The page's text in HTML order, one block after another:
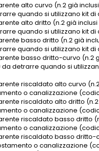
alto curvo (n.2 già
quando si utilizzano kit
alto dritto (n.2 già
quando si utilizzano kit
basso dritto (n.2 già
quando si utilizzano kit di
basso dritto-curvo (n.2
detrarre quando si
riscaldato alto curvo
o canalizzazione
riscaldato alto dritto
o canalizzazione
riscaldato basso dritto
o canalizzazione (codice
riscaldato basso dritto-
o canalizzazione